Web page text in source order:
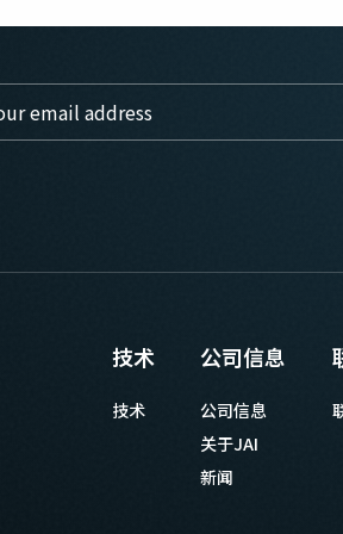
技术
技术
公司信息
公司信息
关于JAI
新闻